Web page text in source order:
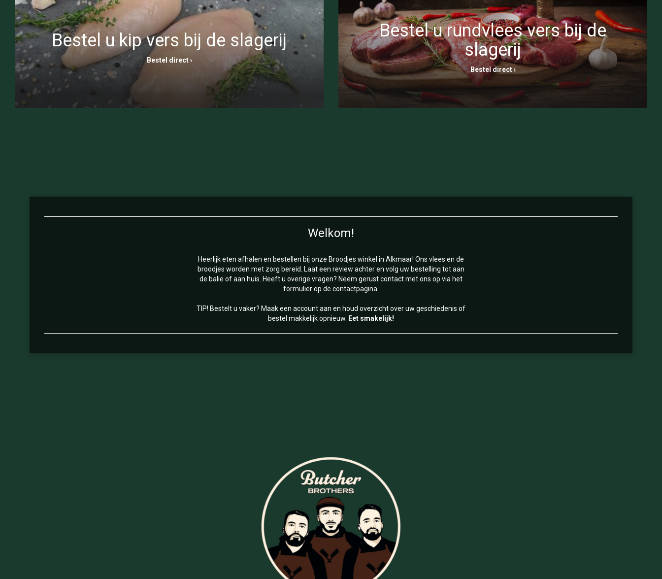
Bestel u kip vers bij de slagerij
Bestel direct ›
Bestel u rundvlees vers bij de
slagerij
Bestel direct ›
Welkom!
Heerlijk eten afhalen en bestellen bij onze Broodjes winkel in Alkmaar! Ons vlees en de
broodjes worden met zorg bereid. Laat een review achter en volg uw bestelling tot aan
de balie of aan huis. Heeft u overige vragen? Neem gerust contact met ons op via het
formulier op de contactpagina.
TIP! Bestelt u vaker? Maak een account aan en houd overzicht over uw geschiedenis of
bestel makkelijk opnieuw. Eet smakelijk!